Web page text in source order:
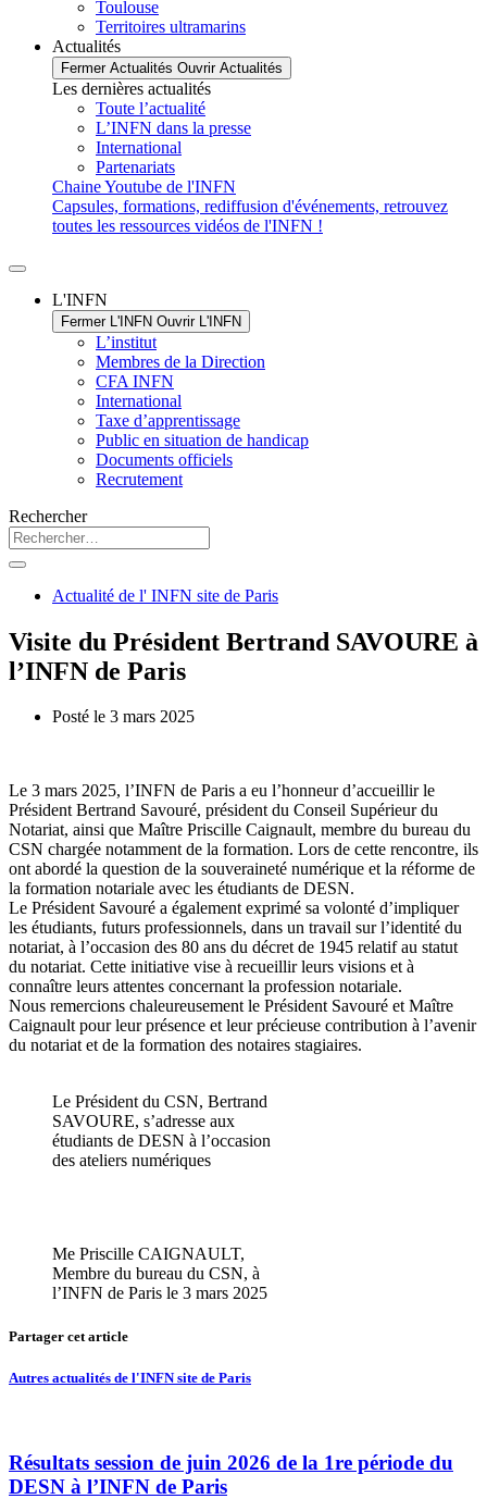
Toulouse
Territoires ultramarins
Actualités
Fermer Actualités Ouvrir Actualités
Les dernières actualités
Toute l’actualité
L’INFN dans la presse
International
Partenariats
Chaine Youtube de l'INFN
Capsules, formations, rediffusion d'événements, retrouvez
toutes les ressources vidéos de l'INFN !
L'INFN
Fermer L'INFN Ouvrir L'INFN
L’institut
Membres de la Direction
CFA INFN
International
Taxe d’apprentissage
Public en situation de handicap
Documents officiels
Recrutement
Rechercher
Actualité de l' INFN site de Paris
Visite du Président Bertrand SAVOURE à
l’INFN de Paris
Posté le 3 mars 2025
Le 3 mars 2025, l’INFN de Paris a eu l’honneur d’accueillir le
Président Bertrand Savouré, président du Conseil Supérieur du
Notariat, ainsi que Maître Priscille Caignault, membre du bureau du
CSN chargée notamment de la formation. Lors de cette rencontre, ils
ont abordé la question de la souveraineté numérique et la réforme de
la formation notariale avec les étudiants de DESN.
Le Président Savouré a également exprimé sa volonté d’impliquer
les étudiants, futurs professionnels, dans un travail sur l’identité du
notariat, à l’occasion des 80 ans du décret de 1945 relatif au statut
du notariat. Cette initiative vise à recueillir leurs visions et à
connaître leurs attentes concernant la profession notariale.
Nous remercions chaleureusement le Président Savouré et Maître
Caignault pour leur présence et leur précieuse contribution à l’avenir
du notariat et de la formation des notaires stagiaires.
Le Président du CSN, Bertrand
SAVOURE, s’adresse aux
étudiants de DESN à l’occasion
des ateliers numériques
Me Priscille CAIGNAULT,
Membre du bureau du CSN, à
l’INFN de Paris le 3 mars 2025
Partager cet article
Autres actualités de l'INFN site de Paris
Résultats session de juin 2026 de la 1re période du
DESN à l’INFN de Paris